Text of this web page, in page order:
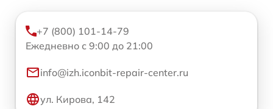
+7 (800) 101-14-79
Ежедневно с 9:00 до 21:00
info@izh.iconbit-repair-center.ru
ул. Кирова, 142